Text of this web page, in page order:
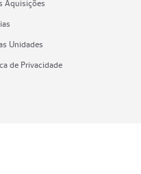
Aquisições
Unidades
de Privacidade